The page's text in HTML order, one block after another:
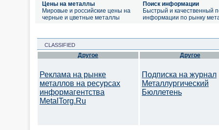
Цены на металлы
Мировые и российские цены на
черные и цветные металлы
Поиск информации
Быстрый и качественный
информации по рынку
CLASSIFIED
Другое
Реклама на рынке
металлов на ресурсах
информагентства
MetalTorg.Ru
Другое
Подписка на журнал
Металлургический
Бюллетень